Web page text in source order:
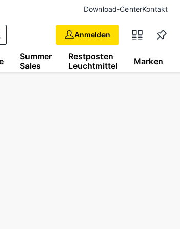
Download-CenterKontakt
Anmelden
Summer
Sales
Restposten
Leuchtmittel
Marken